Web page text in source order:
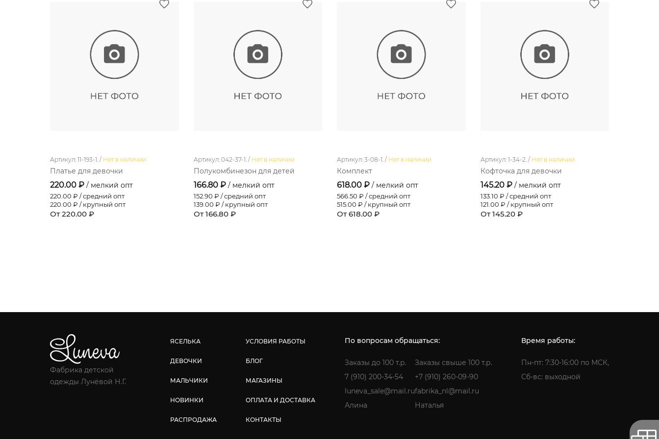
Артикул: 11-193-1. / Нет в наличии
Платье для девочки
220.00 ₽ / мелкий опт
220.00 ₽ / средний опт
220.00 ₽ / крупный опт
От 220.00 ₽
Артикул: 042-37-1. / Нет в наличии
Полукомбинезон для детей
166.80 ₽ / мелкий опт
152.90 ₽ / средний опт
139.00 ₽ / крупный опт
От 166.80 ₽
Артикул: 3-08-1. / Нет в наличии
Комплект
618.00 ₽ / мелкий опт
566.50 ₽ / средний опт
515.00 ₽ / крупный опт
От 618.00 ₽
Артикул: 1-34-2. / Нет в наличии
Кофточка для девочки
145.20 ₽ / мелкий опт
133.10 ₽ / средний опт
121.00 ₽ / крупный опт
От 145.20 ₽
Фабрика детской
одежды Лунёвой Н.Г.
ЯСЕЛЬКА
ДЕВОЧКИ
МАЛЬЧИКИ
НОВИНКИ
РАСПРОДАЖА
УСЛОВИЯ РАБОТЫ
БЛОГ
МАГАЗИНЫ
ОПЛАТА И ДОСТАВКА
КОНТАКТЫ
По вопросам обращаться:
Заказы до 100 т.р.
7 (910) 200-34-54
luneva_sale@mail.ru
Алина
Заказы свыше 100 т.р.
+7 (910) 260-09-90
fabrika_nl@mail.ru
Наталья
Время работы:
Пн-пт: 7:30-16:00 по МСК,
Сб-вс: выходной